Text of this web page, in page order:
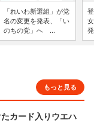
「れいわ新選組」が党
名の変更を発表、「い
のちの党」へ ...
もっと見る
カード入りウエハ